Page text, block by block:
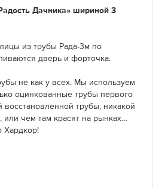
Дачника» шириной 3
из трубы Рада-3м по
дверь и форточка.
не как у всех. Мы используем
оцинкованные трубы первого
восстановленной трубы, никакой
или чем там красят на рынках…
Хардкор!